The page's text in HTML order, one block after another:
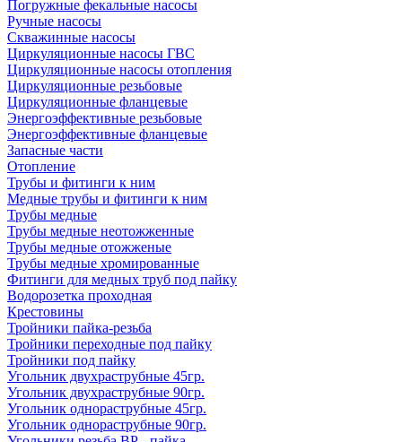
Погружные фекальные насосы
Ручные насосы
Скважинные насосы
Циркуляционные насосы ГВС
Циркуляционные насосы отопления
Циркуляционные резьбовые
Циркуляционные фланцевые
Энергоэффективные резьбовые
Энергоэффективные фланцевые
Запасные части
Отопление
Трубы и фитинги к ним
Медные трубы и фитинги к ним
Трубы медные
Трубы медные неотожженные
Трубы медные отожженые
Трубы медные хромированные
Фитинги для медных труб под пайку
Водорозетка проходная
Крестовины
Тройники пайка-резьба
Тройники переходные под пайку
Тройники под пайку
Угольник двухраструбные 45гр.
Угольник двухраструбные 90гр.
Угольник однораструбные 45гр.
Угольник однораструбные 90гр.